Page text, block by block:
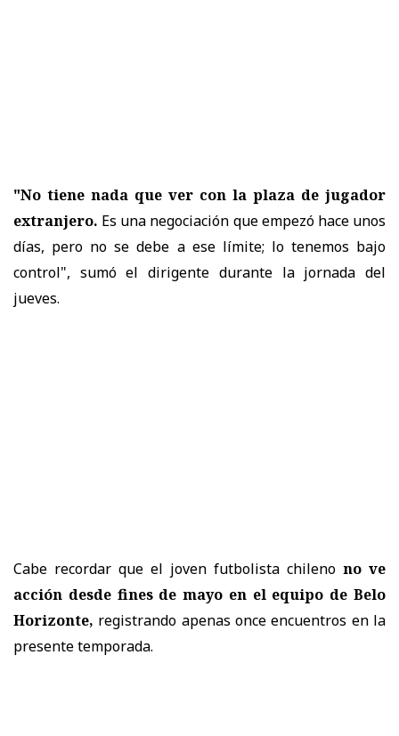
"No tiene nada que ver con la plaza de jugador
extranjero. Es una negociación que empezó hace unos
días, pero no se debe a ese límite; lo tenemos bajo
control", sumó el dirigente durante la jornada del
jueves.
Cabe recordar que el joven futbolista chileno no ve
acción desde fines de mayo en el equipo de Belo
Horizonte, registrando apenas once encuentros en la
presente temporada.